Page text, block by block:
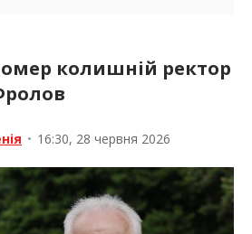
колишній ректор
• 16:30, 28 червня 2026